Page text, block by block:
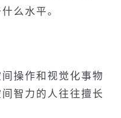
么水平。
操作和视觉化事物
智力的人往往擅长